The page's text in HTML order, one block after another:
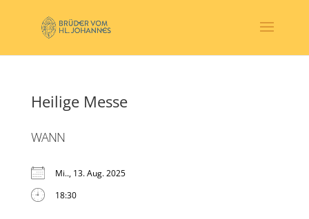
Heilige Messe
WANN
Mi.., 13. Aug. 2025
18:30